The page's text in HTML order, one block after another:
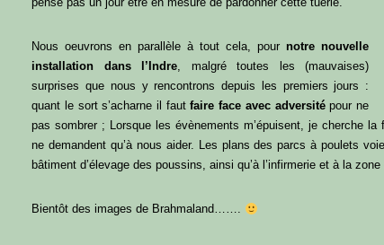
Nous oeuvrons en parallèle à tout cela, pournotre nouvelle
installation dans l’Indre, malgré toutes les (mauvaises)
surprises que nous y rencontrons depuis les premiers jours :
quant le sort s’acharne il fautfaire face avec adversitépour ne
pas sombrer ; Lorsque les évènements m’épuisent, je cherche
ne demandent qu’à nous aider. Les plans des parcs à poulets
bâtiment d’élevage des poussins, ainsi qu’à l’infirmerie et à la
Bientôt des images de Brahmaland…….